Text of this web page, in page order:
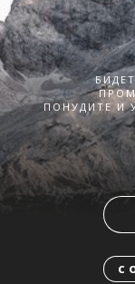
ПОНУДИТЕ И